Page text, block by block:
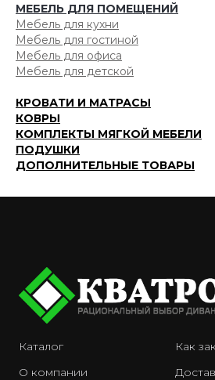
МЕБЕЛЬ ДЛЯ ПОМЕЩЕНИЙ
Мебель для кухни
Мебель для гостиной
Мебель для офиса
Мебель для детской
КРОВАТИ И МАТРАСЫ
КОВРЫ
КОМПЛЕКТЫ МЯГКОЙ МЕБЕЛИ
ПОДУШКИ
ДОПОЛНИТЕЛЬНЫЕ ТОВАРЫ
Каталог
О компании
Как